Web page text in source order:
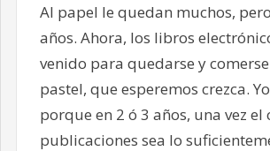
Al papel le quedan muchos,
años. Ahora, los libros
venido para quedarse y
pastel, que esperemos crezca.
porque en 2 ó 3 años, una vez el
publicaciones sea lo